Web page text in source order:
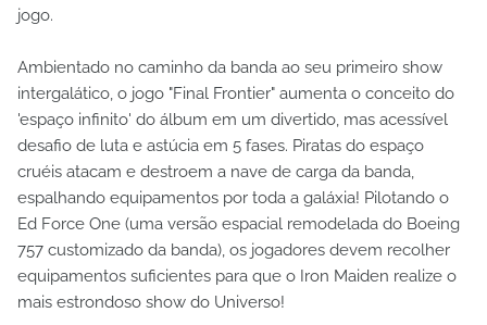
jogo.
Ambientado no caminho da banda ao seu primeiro show
intergalático, o jogo "Final Frontier" aumenta o conceito do
'espaço infinito' do álbum em um divertido, mas acessível
desafio de luta e astúcia em 5 fases. Piratas do espaço
cruéis atacam e destroem a nave de carga da banda,
espalhando equipamentos por toda a galáxia! Pilotando o
Ed Force One (uma versão espacial remodelada do Boeing
757 customizado da banda), os jogadores devem recolher
equipamentos suficientes para que o Iron Maiden realize o
mais estrondoso show do Universo!